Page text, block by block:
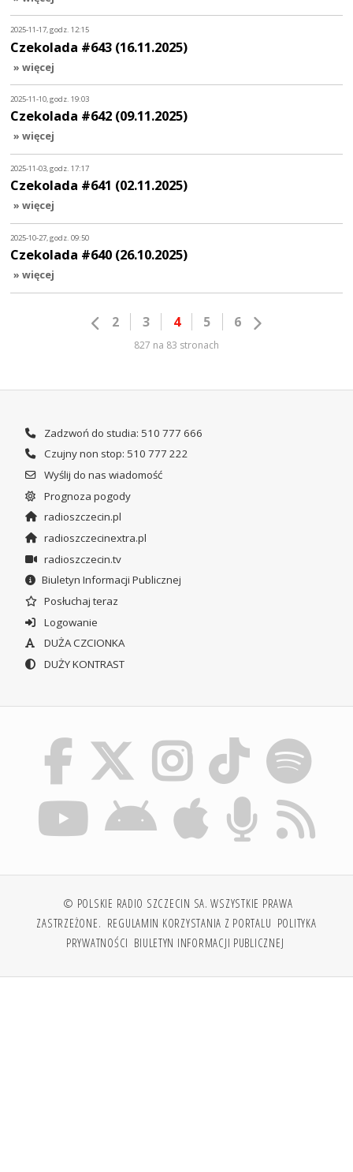
2025-11-17, godz. 12:15
Czekolada #643 (16.11.2025)
» więcej
2025-11-10, godz. 19:03
Czekolada #642 (09.11.2025)
» więcej
2025-11-03, godz. 17:17
Czekolada #641 (02.11.2025)
» więcej
2025-10-27, godz. 09:50
Czekolada #640 (26.10.2025)
» więcej
2 3 4 5 6
827 na 83 stronach
Zadzwoń do studia: 510 777 666
Czujny non stop: 510 777 222
Wyślij do nas wiadomość
Prognoza pogody
radioszczecin.pl
radioszczecinextra.pl
radioszczecin.tv
Biuletyn Informacji Publicznej
Posłuchaj teraz
Logowanie
DUŻA CZCIONKA
DUŻY KONTRAST
© POLSKIE RADIO SZCZECIN SA. WSZYSTKIE PRAWA
ZASTRZEŻONE. REGULAMIN KORZYSTANIA Z PORTALU POLITYKA
PRYWATNOŚCI BIULETYN INFORMACJI PUBLICZNEJ